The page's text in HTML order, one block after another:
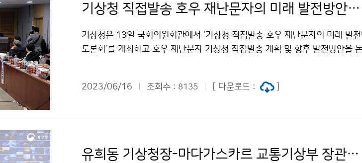
기상청 직접발송 호우 재난문자의 미래 발전방안 정책토론회
기상청은 13일 국회의원회관에서 ‘기상청 직접발송 호우 재난문자의 미래 발
토론회’를 개최하고 호우 재난문자 기상청 직접발송 계획 및 향후 발전방안을
2023/06/16 조회수 : 8135 [ 다운로드 :
유희동 기상청장-마다가스카르 교통기상부 장관 면담